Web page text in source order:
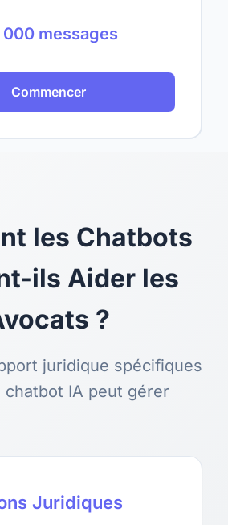
000 messages
Commencer
les Chatbots
ils Aider les
?
juridique spécifiques
chatbot IA peut gérer
Juridiques